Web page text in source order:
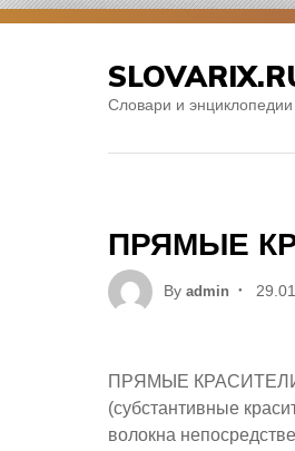
Skip
Словари и энциклопедии
ПРЯМЫЕ
By admin
Posted
ПРЯМЫЕ
(субстантивные
волокна